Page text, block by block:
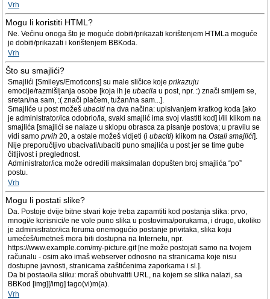
Vrh
Mogu li koristiti HTML?
Ne. Većinu onoga što je moguće dobiti/prikazati korištenjem HTMLa moguće
je dobiti/prikazati i korištenjem BBKoda.
Vrh
Što su smajlići?
Smajlići [Smileys/Emoticons] su male sličice koje prikazuju
emocije/razmišljanja osobe [koja ih je ubacila u post, npr. :) znači smijem se,
sretan/na sam, :( znači plačem, tužan/na sam...].
Smajliće u post možeš ubaciti na dva načina: upisivanjem kratkog koda [ako
je administrator/ica odobrio/la, svaki smajlić ima svoj vlastiti kod] i/ili klikom na
smajlića [smajlići se nalaze u sklopu obrasca za pisanje postova; u pravilu se
vidi samo prvih 20, a ostale možeš vidjeti (i ubaciti) klikom na Ostali smajlići].
Nije preporučljivo ubacivati/ubaciti puno smajlića u post jer se time gube
čitljivost i preglednost.
Administrator/ica može odrediti maksimalan dopušten broj smajlića “po”
postu.
Vrh
Mogu li postati slike?
Da. Postoje dvije bitne stvari koje treba zapamtiti kod postanja slika: prvo,
mnogi/e korisnici/e ne vole puno slika u postovima/porukama, i drugo, ukoliko
je administrator/ica foruma onemogućio postanje privitaka, slika koju
umećeš/umetneš mora biti dostupna na Internetu, npr.
https://www.example.com/my-picture.gif [ne može postojati samo na tvojem
računalu - osim ako imaš webserver odnosno na stranicama koje nisu
dostupne javnosti, stranicama zaštićenima zaporkama i sl.].
Da bi postao/la sliku: moraš obuhvatiti URL, na kojem se slika nalazi, sa
BBKod [img][/img] tago(vi)m(a).
Vrh